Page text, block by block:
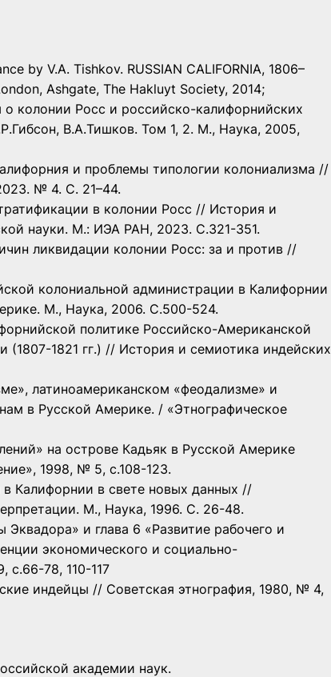
by V.A. Tishkov. RUSSIAN CALIFORNIA, 1806–
Ashgate, The Hakluyt Society, 2014;
колонии Росс и российско-калифорнийских
В.А.Тишков. Том 1, 2. М., Наука, 2005,
и проблемы типологии колониализма //
№ 4. С. 21–44.
в колонии Росс // История и
науки. М.: ИЭА РАН, 2023. С.321-351.
ликвидации колонии Росс: за и против //
колониальной администрации в Калифорнии
М., Наука, 2006. С.500-524.
политике Российско-Американской
(1807-1821 гг.) // История и семиотика индейских
латиноамериканском «феодализме» и
в Русской Америке. / «Этнографическое
на острове Кадьяк в Русской Америке
1998, № 5, с.108-123.
Калифорнии в свете новых данных //
М., Наука, 1996. С. 26-48.
и глава 6 «Развитие рабочего и
экономического и социально-
с.66-78, 110-117
индейцы // Советская этнография, 1980, № 4,
академии наук.